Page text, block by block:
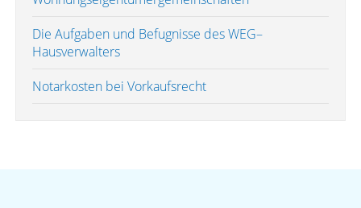
Die Aufgaben und Befugnisse des WEG–
Hausverwalters
Notarkosten bei Vorkaufsrecht